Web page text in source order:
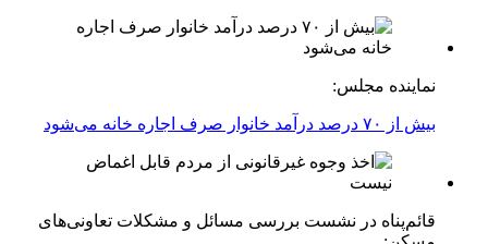
نماینده مجلس:
بیش از ۷۰ درصد درآمد خانوار صرف اجاره خانه می‌شود
قائم‌پناه در نشست بررسی مسائل و مشکلات تعاونی‌های